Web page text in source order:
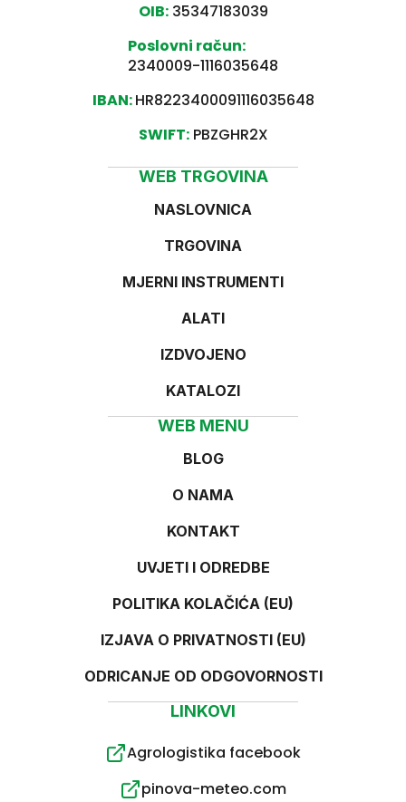
OIB:35347183039
Poslovni račun:
2340009-1116035648
IBAN:HR8223400091116035648
SWIFT:PBZGHR2X
LINKOVI
Agrologistika facebook
pinova-meteo.com
WEB TRGOVINA
NASLOVNICA
TRGOVINA
MJERNI INSTRUMENTI
ALATI
IZDVOJENO
KATALOZI
WEB MENU
BLOG
O NAMA
KONTAKT
UVJETI I ODREDBE
POLITIKA KOLAČIĆA (EU)
IZJAVA O PRIVATNOSTI (EU)
ODRICANJE OD ODGOVORNOSTI